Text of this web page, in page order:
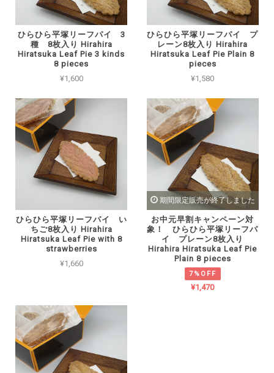
ひらひら平塚リーフパイ 3
種 8枚入り Hirahira
Hiratsuka Leaf Pie 3 kinds
8 pieces
¥1,600
ひらひら平塚リーフパイ プ
レーン8枚入り Hirahira
Hiratsuka Leaf Pie Plain 8
pieces
¥1,580
ひらひら平塚リーフパイ い
ちご8枚入り Hirahira
Hiratsuka Leaf Pie with 8
strawberries
¥1,660
期間限定販売が終了しました
お中元早割キャンペーン対
象！ ひらひら平塚リーフパ
イ プレーン8枚入り
Hirahira Hiratsuka Leaf Pie
Plain 8 pieces
7%OFF
¥1,470